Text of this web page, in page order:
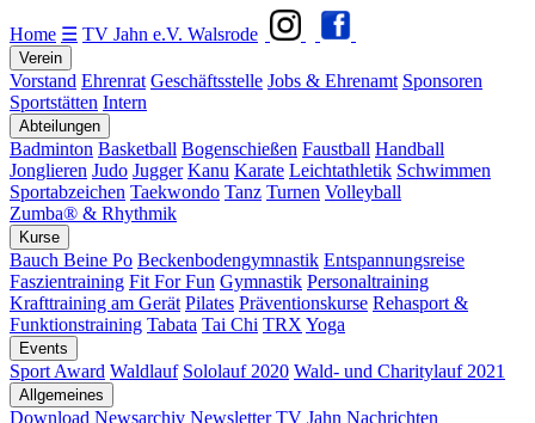
Home ☰ TV Jahn e.V. Walsrode
Verein
Vorstand Ehrenrat Geschäftsstelle Jobs & Ehrenamt Sponsoren
Sportstätten Intern
Abteilungen
Badminton Basketball Bogenschießen Faustball Handball
Jonglieren Judo Jugger Kanu Karate Leichtathletik Schwimmen
Sportabzeichen Taekwondo Tanz Turnen Volleyball
Zumba® & Rhythmik
Kurse
Bauch Beine Po Beckenbodengymnastik Entspannungsreise
Faszientraining Fit For Fun Gymnastik Personaltraining
Krafttraining am Gerät Pilates Präventionskurse Rehasport &
Funktionstraining Tabata Tai Chi TRX Yoga
Events
Sport Award Waldlauf Sololauf 2020 Wald- und Charitylauf 2021
Allgemeines
Download Newsarchiv Newsletter TV Jahn Nachrichten